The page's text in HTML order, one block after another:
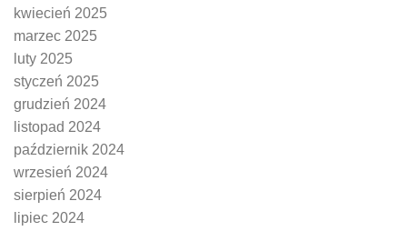
kwiecień 2025
marzec 2025
luty 2025
styczeń 2025
grudzień 2024
listopad 2024
październik 2024
wrzesień 2024
sierpień 2024
lipiec 2024